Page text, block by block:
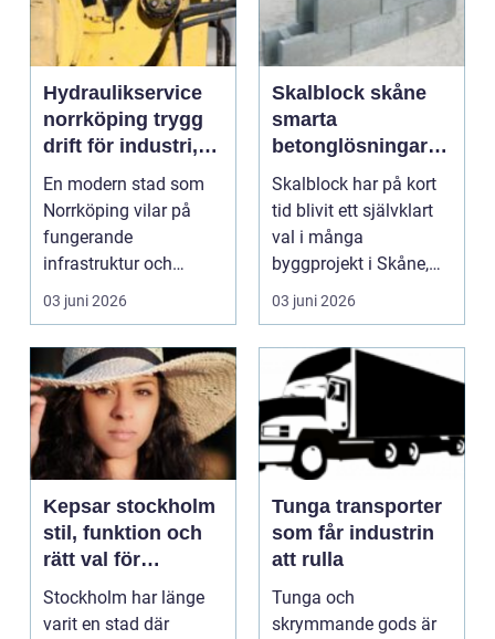
Hydraulikservice
norrköping trygg
drift för industri,
fordon och fartyg
En modern stad som
Norrköping vilar på
fungerande
infrastruktur och
pålitliga maskiner.
Bakom mycket...
03 juni 2026
Skalblock skåne
smarta
betonglösningar
för starka och
hållbara
byggprojekt
Skalblock har på kort
tid blivit ett självklart
val i många
byggprojekt i Skåne,
både inom lantbruk,...
03 juni 2026
Kepsar stockholm
stil, funktion och
rätt val för
stadslivet
Stockholm har länge
varit en stad där
Tunga transporter
som får industrin
att rulla
Tunga och
skrymmande gods är